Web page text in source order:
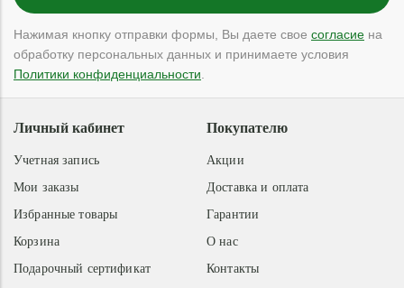
Нажимая кнопку отправки формы, Вы даете свое согласие на
обработку персональных данных и принимаете условия
Политики конфиденциальности
Покупателю
Акции
Доставка и оплата
Гарантии
О нас
Контакты
Личный кабинет
Учетная запись
Мои заказы
Избранные товары
Корзина
Подарочный сертификат